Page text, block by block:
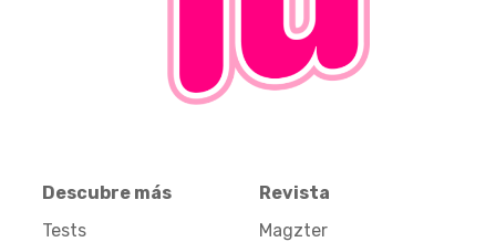
Descubre más
Tests
Revista
Magzter